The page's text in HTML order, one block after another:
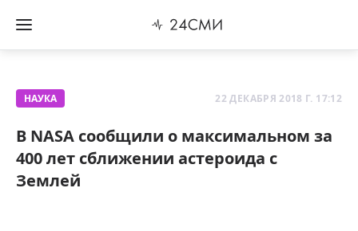
НАУКА 22 ДЕКАБРЯ 2018 Г. 17:12
В NASA сообщили о максимальном за
400 лет сближении астероида с
Землей